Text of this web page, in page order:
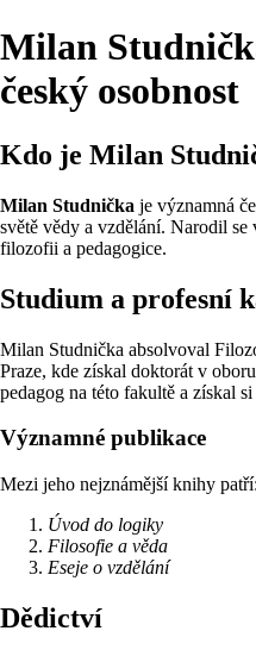
Milan
český osobnost
Kdo je Milan
Milan Studnička je významná
světě vědy a vzdělání. Narodil
filozofii a pedagogice.
Studium a profesní
Milan Studnička absolvoval
Praze, kde získal doktorát v
pedagog na této fakultě a získal
Významné publikace
Mezi jeho nejznámější knihy patří:
Úvod do logiky
Filosofie a věda
Eseje o vzdělání
Dědictví